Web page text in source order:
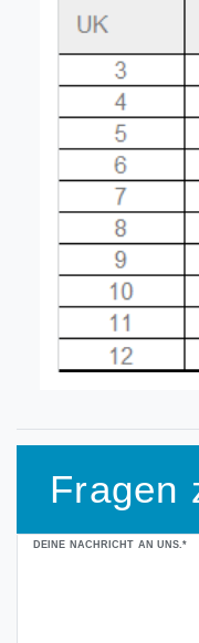
Fragen
DEINE NACHRICHT AN UNS.*